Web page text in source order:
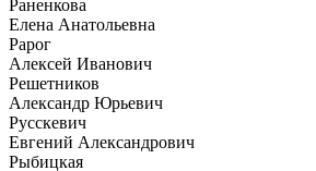
Раненкова
Елена Анатольевна
Рарог
Алексей Иванович
Решетников
Александр Юрьевич
Русскевич
Евгений Александрович
Рыбицкая